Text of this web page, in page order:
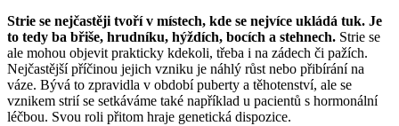
Strie se nejčastěji tvoří v místech, kde se nejvíce ukládá tuk. Je
to tedy ba břiše, hrudníku, hýždích, bocích a stehnech. Strie se
ale mohou objevit prakticky kdekoli, třeba i na zádech či pažích.
Nejčastější příčinou jejich vzniku je náhlý růst nebo přibírání na
váze. Bývá to zpravidla v období puberty a těhotenství, ale se
vznikem strií se setkáváme také například u pacientů s hormonální
léčbou. Svou roli přitom hraje genetická dispozice.